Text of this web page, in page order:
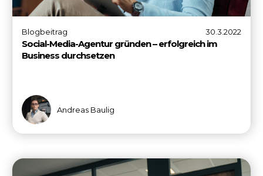
Blogbeitrag 30.3.2022
Social-Media-Agentur gründen – erfolgreich im
Business durchsetzen
Andreas Baulig